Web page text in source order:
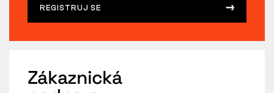
REGISTRUJ SE
Zákaznická